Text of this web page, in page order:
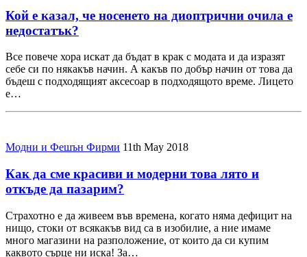
Кой е казал, че носенето на диоптрични очила е
недостатък?
Все повече хора искат да бъдат в крак с модата и да изразят
себе си по някакъв начин. А какъв по добър начин от това да
бъдеш с подходящият аксесоар в подходящото време. Лицето
е…
Модни и Фешън Фирми 11th May 2018
Как да сме красиви и модерни това лято и
откъде да пазарим?
Страхотно е да живеем във времена, когато няма дефицит на
нищо, стоки от всякакъв вид са в изобилие, а ние имаме
много магазини на разположение, от които да си купим
каквото сърце ни иска! За…